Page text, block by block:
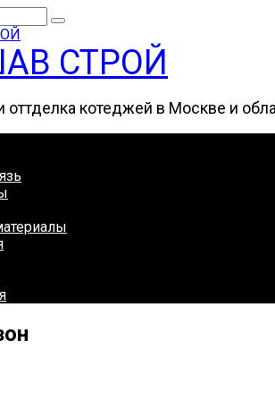
СТРОЙ
оттделка котеджей в Москве и